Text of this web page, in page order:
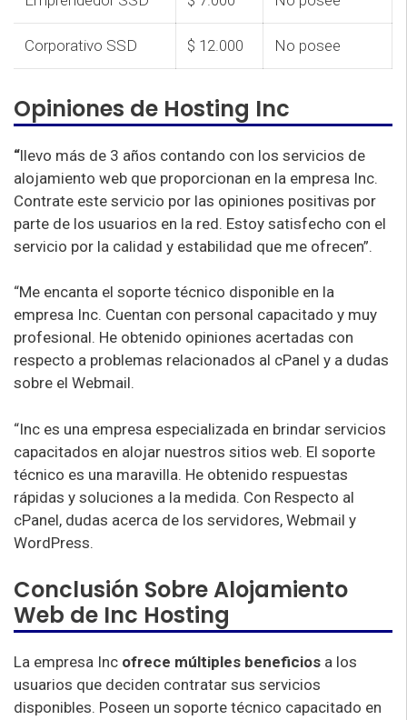
Corporativo SSD $ 12.000 No posee
Opiniones de Hosting Inc
“llevo más de 3 años contando con los servicios de
alojamiento web que proporcionan en la empresa Inc.
Contrate este servicio por las opiniones positivas por
parte de los usuarios en la red. Estoy satisfecho con el
servicio por la calidad y estabilidad que me ofrecen”.
“Me encanta el soporte técnico disponible en la
empresa Inc. Cuentan con personal capacitado y muy
profesional. He obtenido opiniones acertadas con
respecto a problemas relacionados al cPanel y a dudas
sobre el Webmail.
“Inc es una empresa especializada en brindar servicios
capacitados en alojar nuestros sitios web. El soporte
técnico es una maravilla. He obtenido respuestas
rápidas y soluciones a la medida. Con Respecto al
cPanel, dudas acerca de los servidores, Webmail y
WordPress.
Conclusión Sobre Alojamiento
Web de Inc Hosting
La empresa Inc ofrece múltiples beneficios a los
usuarios que deciden contratar sus servicios
disponibles. Poseen un soporte técnico capacitado en